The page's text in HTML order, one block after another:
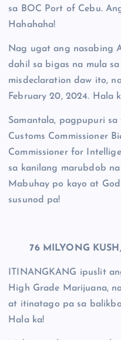
sa BOC Port of Cebu.
Hahahaha!
Nag ugat ang nasabing
dahil sa bigas na mula
misdeclaration daw ito,
February 20, 2024. Hala
Samantala, pagpupuri
Customs Commissioner
Commissioner for
sa kanilang marubdob
Mabuhay po kayo at
susunod pa!
76 MILYONG
ITINANGKANG ipuslit
High Grade Marijuana,
at itinatago pa sa
Hala ka!